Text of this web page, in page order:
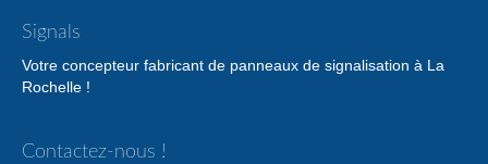
Signals
Votre concepteur fabricant de panneaux de signalisation à La
Rochelle !
Contactez-nous !